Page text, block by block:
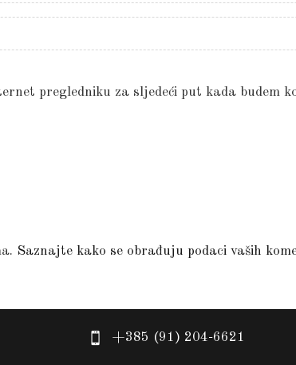
pregledniku za sljedeći put kada budem
Saznajte kako se obrađuju podaci vaših
+385 (91) 204-6621